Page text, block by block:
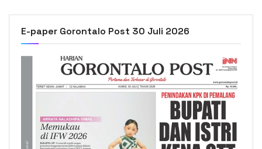
E-paper Gorontalo Post 30 Juli 2026